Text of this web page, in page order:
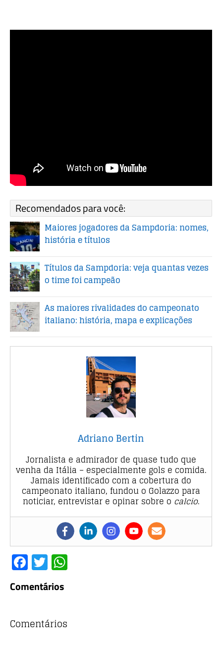
Recomendados para você:
Maiores jogadores da Sampdoria: nomes,
história e títulos
Títulos da Sampdoria: veja quantas vezes
o time foi campeão
As maiores rivalidades do campeonato
italiano: história, mapa e explicações
Adriano Bertin
Jornalista e admirador de quase tudo que
venha da Itália – especialmente gols e comida.
Jamais identificado com a cobertura do
campeonato italiano, fundou o Golazzo para
noticiar, entrevistar e opinar sobre o calcio.
F
a
c
b
T
w
it
r
Comentários
Comentários